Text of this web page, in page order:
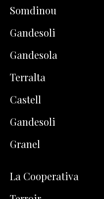
Somdinou
Gandesoli
Gandesola
Terralta
Castell
Gandesoli
Granel
La Cooperativa